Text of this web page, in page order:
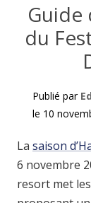
Guide
du
Publié par
le 10
La saison
6 novembre
resort met